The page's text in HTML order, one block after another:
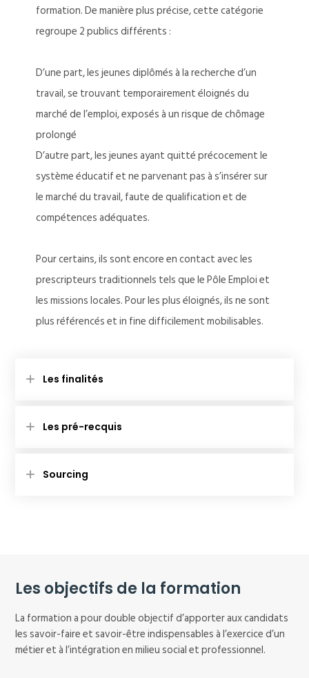
formation. De manière plus précise, cette catégorie
regroupe 2 publics différents :
D’une part, les jeunes diplômés à la recherche d’un
travail, se trouvant temporairement éloignés du
marché de l’emploi, exposés à un risque de chômage
prolongé
D’autre part, les jeunes ayant quitté précocement le
système éducatif et ne parvenant pas à s’insérer sur
le marché du travail, faute de qualification et de
compétences adéquates.
Pour certains, ils sont encore en contact avec les
prescripteurs traditionnels tels que le Pôle Emploi et
les missions locales. Pour les plus éloignés, ils ne sont
plus référencés et in fine difficilement mobilisables.
Les finalités
Les pré-recquis
Sourcing
Les objectifs de la formation
La formation a pour double objectif d’apporter aux candidats
les savoir-faire et savoir-être indispensables à l’exercice d’un
métier et à l’intégration en milieu social et professionnel.